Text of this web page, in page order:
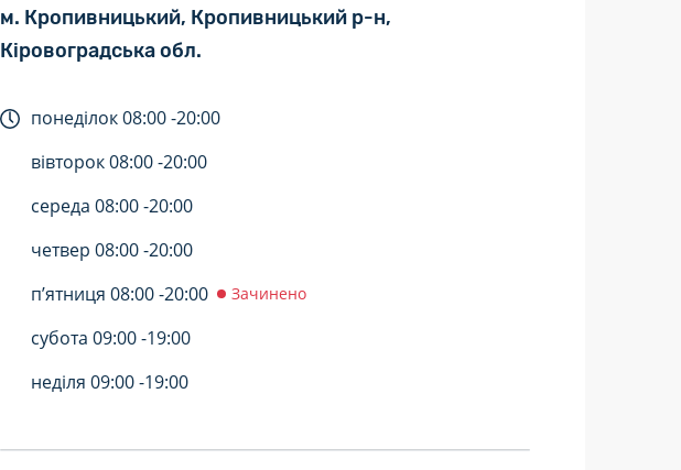
м. Кропивницький, Кропивницький р-н,
Кіровоградська обл.
понеділок08:00 -20:00
вівторок08:00 -20:00
середа 08:00 -20:00
четвер 08:00 -20:00
п’ятниця 08:00 -20:00 Зачинено
субота 09:00 -19:00
неділя 09:00 -19:00